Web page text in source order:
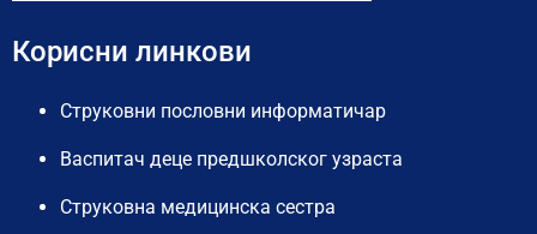
Корисни линкови
Струковни пословни информатичар
Васпитач деце предшколског узраста
Струковна медицинска сестра